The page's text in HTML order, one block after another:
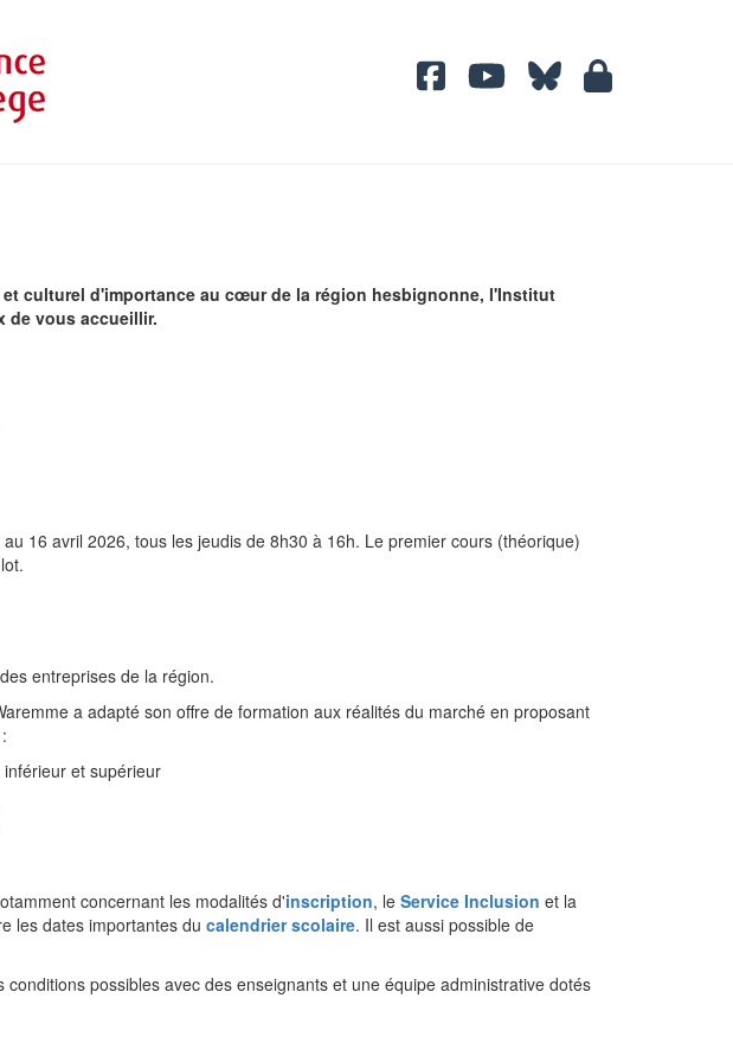
et culturel d'importance au cœur de la région hesbignonne, l'Institut
de vous accueillir.
16 avril 2026, tous les jeudis de 8h30 à 16h. Le premier cours (théorique)
entreprises de la région.
a adapté son offre de formation aux réalités du marché en proposant
et supérieur
concernant les modalités d'inscription, le Service Inclusion et la
les dates importantes du calendrier scolaire. Il est aussi possible de
possibles avec des enseignants et une équipe administrative dotés